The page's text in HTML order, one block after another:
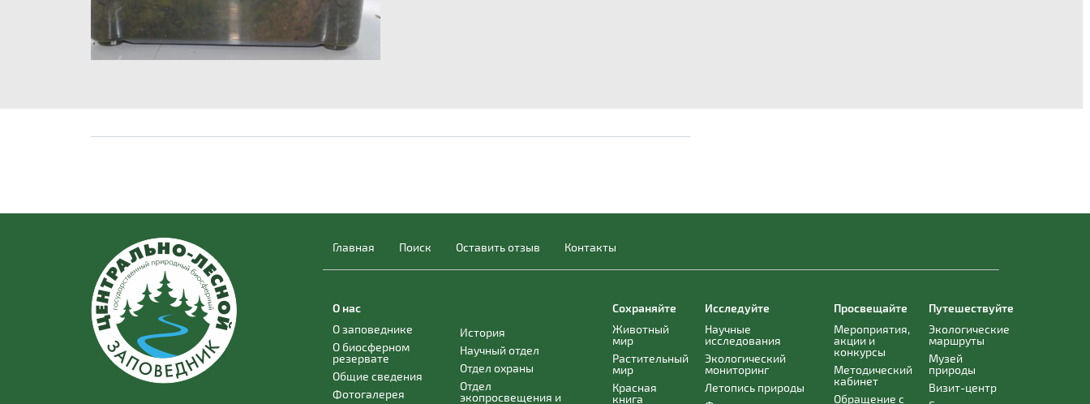
Главная Поиск Оставить отзыв Контакты
О нас
О заповеднике
О биосферном
резервате
Общие сведения
Фотогалерея
История
Научный отдел
Отдел охраны
Отдел
экопросвещения и
Сохраняйте
Животный
мир
Растительный
мир
Красная
книга
Исследуйте
Научные
исследования
Экологический
мониторинг
Летопись природы
Просвещайте
Мероприятия,
акции и
конкурсы
Методический
кабинет
Обращение с
Путешествуйте
Экологические
маршруты
Музей
природы
Визит-центр